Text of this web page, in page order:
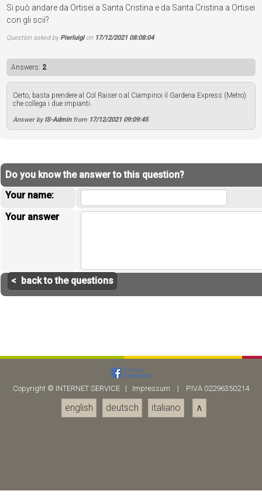
Si può andare da Ortisei a Santa Cristina e da Santa Cristina a Ortisei
con gli scii?
Question asked byPierluigion 17/12/2021 08:08:04
Answers: 2
Certo, basta prendere al Col Raiser o al Ciampinoi il Gardena Express (Metro)
che collega i due impianti.
Answer byIS-Adminfrom 17/12/2021 09:09:45
Do you know the answer to this question?
Your name:
Your answer
< back to the questions
Copyright © INTERNET SERVICE | Impressum | P.IVA 02296350214
english deutsch italiano ∧